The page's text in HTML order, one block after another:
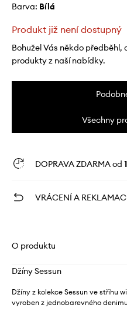
Barva: bílá
Produkt již není dostupný
Bohužel Vás někdo předběhl,
produkty z naší nabídky.
Všechny
DOPRAVA ZDARMA od
VRÁCENÍ A
O produktu
Džíny Sessun
Džíny z kolekce Sessun ve střihu
vyroben z jednobarevného